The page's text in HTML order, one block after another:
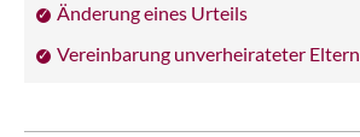
Änderung eines Urteils
Vereinbarung unverheirateter Eltern